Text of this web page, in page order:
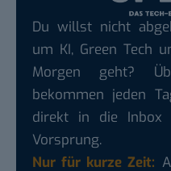
Du willst nicht
um KI, Green Tech
Morgen geht?
bekommen jeden
direkt in die Inbox
Vorsprung.
Nur für kurze Zeit: